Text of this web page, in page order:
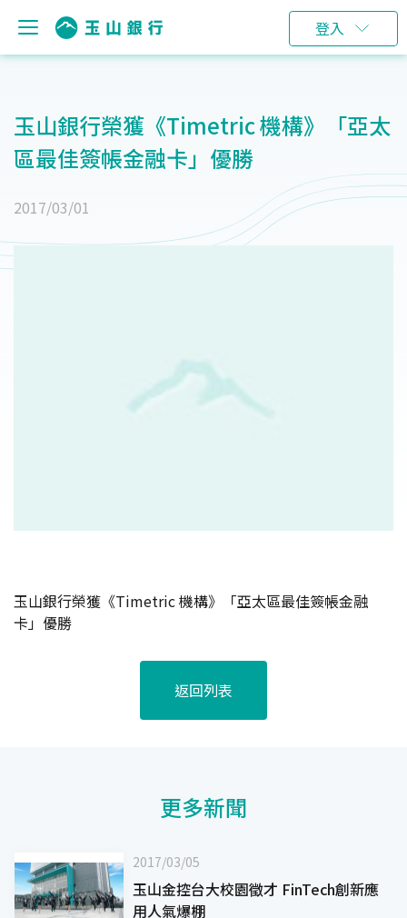
登入
玉山銀行榮獲《Timetric 機構》「亞太
區最佳簽帳金融卡」優勝
2017/03/01
玉山銀行榮獲《Timetric 機構》「亞太區最佳簽帳金融
卡」優勝
返回列表
更多新聞
2017/03/05
玉山金控台大校園徵才 FinTech創新應
用人氣爆棚